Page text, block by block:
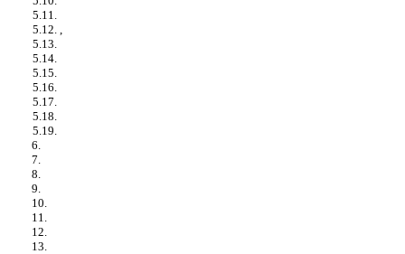
5.11.
5.12. ,
5.13.
5.14.
5.15.
5.16.
5.17.
5.18.
5.19.
6.
7.
8.
9.
10.
11.
12.
13.